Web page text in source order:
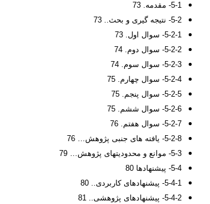
5-1- مقدمه. 73
5-2- نتیجه گیری و بحث.. 73
5-2-1- سوال اول. 73
5-2-2- سوال دوم. 74
5-2-3- سوال سوم. 74
5-2-4- سوال چهارم. 75
5-2-5- سوال پنجم. 75
5-2-6- سوال ششم. 75
5-2-7- سوال هفتم. 76
5-2-8- یافته های جنبی پژوهش… 76
5-3- موانع و محدودیتهای پژوهش… 79
5-4- پیشنهادها 80
5-4-1- پیشنهادهای کاربردی.. 80
5-4-2- پیشنهادهای پژوهشی.. 81